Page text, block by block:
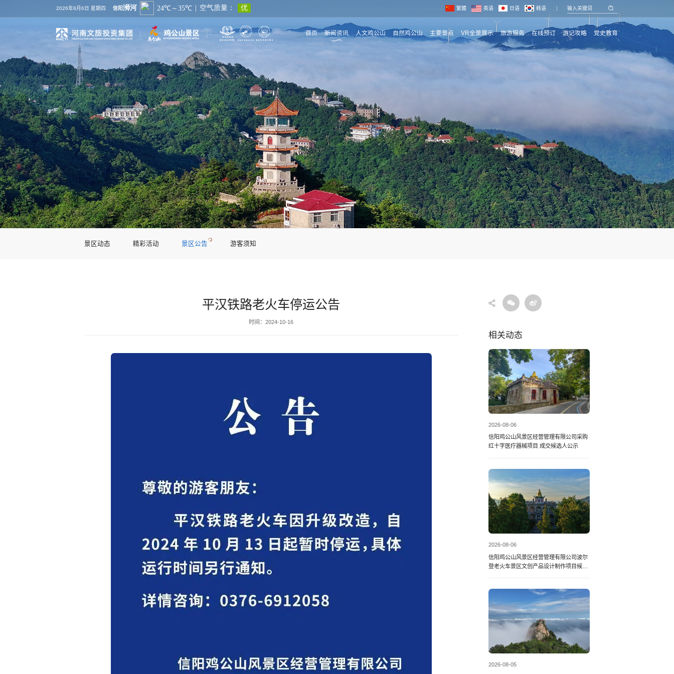
2026年8月6日 星期四 信阳 繁體 英语 日语 韩语
首页 新闻资讯 人文鸡公山 自然鸡公山 主要景点 VR全景展示 旅游服务 在线预订 游记攻略 党史教育
景区动态 精彩活动 景区公告 游客须知
平汉铁路老火车停运公告
时间：2024-10-16
相关动态
2026-08-06
信阳鸡公山风景区经营管理有限公司采购
红十字医疗器械项目 成交候选人公示
2026-08-06
信阳鸡公山风景区经营管理有限公司波尔
登老火车景区文创产品设计制作项目候选
2026-08-05